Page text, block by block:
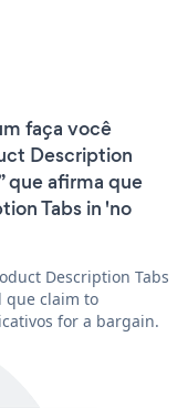
faça você
Description
que afirma que
Tabs in 'no
Description Tabs
que claim to
for a bargain.